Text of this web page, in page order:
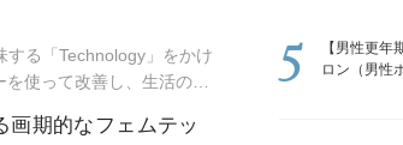
る「Technology」をかけ
使って改善し、生活の質
ナーもありました。そこ
画期的なフェムテッ
【男性更年
ロン（男性
5